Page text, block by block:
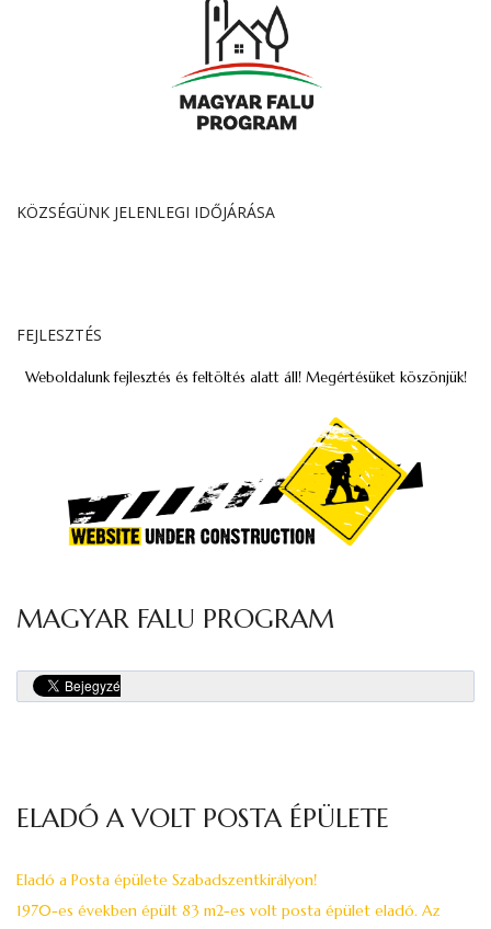
KÖZSÉGÜNK JELENLEGI IDŐJÁRÁSA
FEJLESZTÉS
Weboldalunk fejlesztés és feltöltés alatt áll! Megértésüket köszönjük!
MAGYAR FALU PROGRAM
ELADÓ A VOLT POSTA ÉPÜLETE
Eladó a Posta épülete Szabadszentkirályon!
1970-es években épült 83 m2-es volt posta épület eladó. Az